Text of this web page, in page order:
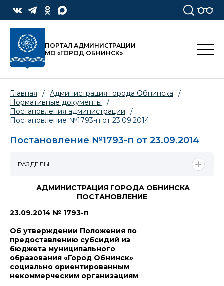
ПОРТАЛ АДМИНИСТРАЦИИ
МО «ГОРОД ОБНИНСК»
Главная / Администрация города Обнинска
/
Нормативные документы
/
Постановления администрации
/
Постановление №1793-п от 23.09.2014
Постановление №1793-п от 23.09.2014
АДМИНИСТРАЦИЯ ГОРОДА ОБНИНСКА
ПОСТАНОВЛЕНИЕ
23.09.2014 № 1793-п
Об утверждении Положения по
предоставлению субсидий из
бюджета муниципального
образования «Город Обнинск»
социально ориентированным
некоммерческим организациям
РАЗДЕЛЫ